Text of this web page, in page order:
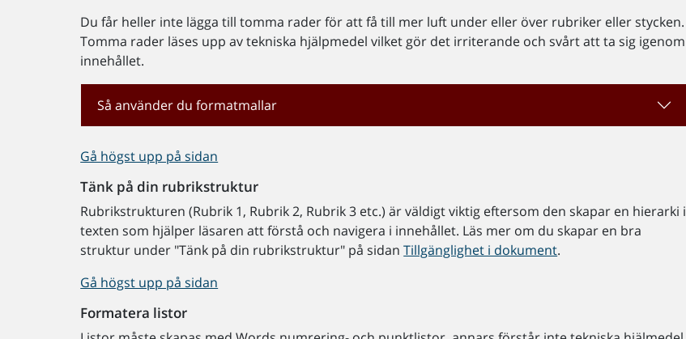
Du får heller inte lägga till tomma rader för att få till mer luft under eller över rubriker eller stycken.
Tomma rader läses upp av tekniska hjälpmedel vilket gör det irriterande och svårt att ta sig igenom
innehållet.
Så använder du formatmallar
Gå högst upp på sidan
Tänk på din rubrikstruktur
Rubrikstrukturen (Rubrik 1, Rubrik 2, Rubrik 3 etc.) är väldigt viktig eftersom den skapar en hierarki i
texten som hjälper läsaren att förstå och navigera i innehållet. Läs mer om du skapar en bra
struktur under "Tänk på din rubrikstruktur" på sidanTillgänglighet i dokument.
Gå högst upp på sidan
Formatera listor